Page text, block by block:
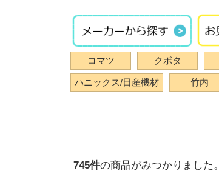
コマツ クボタ
ハニックス/日産機材 竹内
745件の商品がみつかりました。